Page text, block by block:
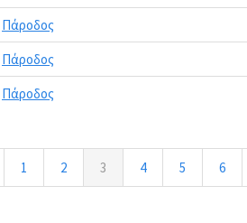
Πάροδος
Πάροδος
Πάροδος
1 2 3 4 5 6